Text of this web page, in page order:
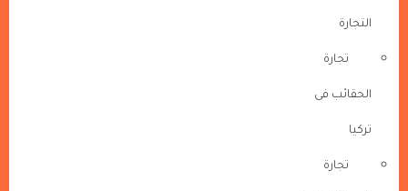
التجارة
تجارة
الحقائب فى
تركيا
تجارة